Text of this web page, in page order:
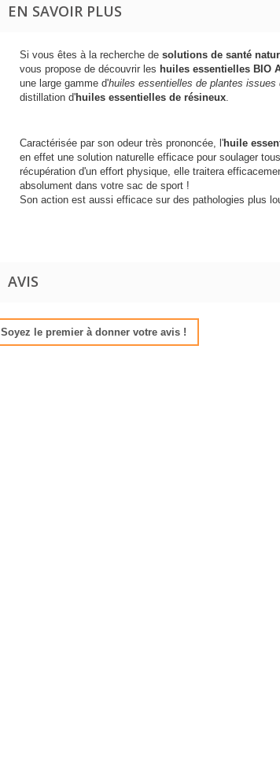
EN SAVOIR PLUS
Si vous êtes à la recherche de solutions de santé
vous propose de découvrir les huiles essentielles BIO
une large gamme d'huiles essentielles de plantes issues
distillation d'huiles essentielles de résineux.
Caractérisée par son odeur très prononcée, l'huile
en effet une solution naturelle efficace pour soulager
récupération d'un effort physique, elle traitera
absolument dans votre sac de sport !
Son action est aussi efficace sur des pathologies plus
AVIS
Soyez le premier à donner votre avis !